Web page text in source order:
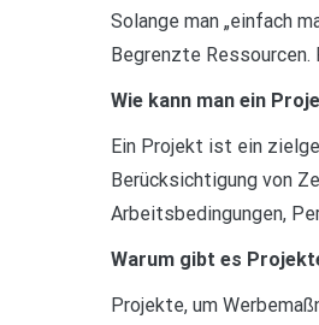
Solange man „einfach
Begrenzte
Wie kann man ein
Ein Projekt ist ein
Berücksichtigung von
Arbeitsbedingungen,
Warum gibt es
Projekte, um